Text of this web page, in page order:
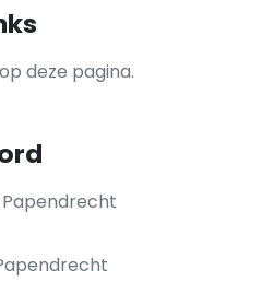
deze pagina.